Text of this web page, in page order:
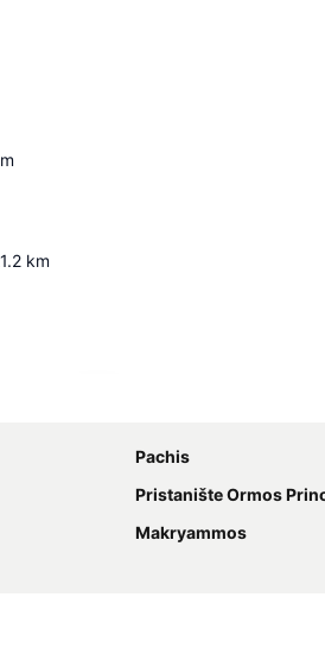
km
Pachis
Pristanište Ormos
Makryammos